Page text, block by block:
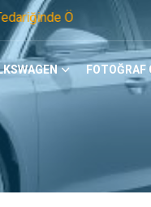
Öncü Firmayız. Tel:
FOTOĞRAF